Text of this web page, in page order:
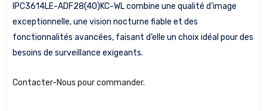
IPC3614LE-ADF28(40)KC-WL combine une qualité d’image
exceptionnelle, une vision nocturne fiable et des
fonctionnalités avancées, faisant d’elle un choix idéal pour des
besoins de surveillance exigeants.
Contacter-Nous pour commander.